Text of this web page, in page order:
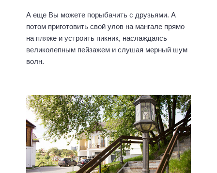
А еще Вы можете порыбачить с друзьями. А
потом приготовить свой улов на мангале прямо
на пляже и устроить пикник, наслаждаясь
великолепным пейзажем и слушая мерный шум
волн.